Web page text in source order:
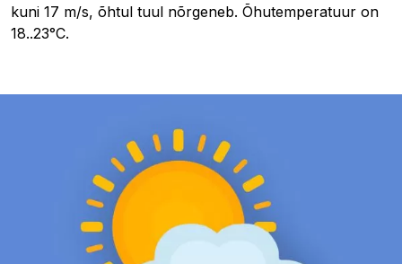
kuni 17 m/s, õhtul tuul nõrgeneb. Õhutemperatuur on
18..23°C.